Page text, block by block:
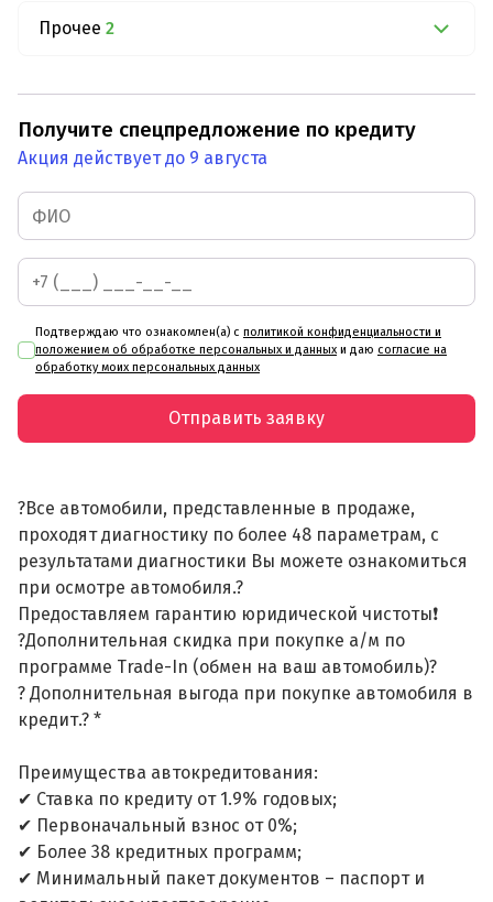
Прочее 2
Получите спецпредложение по кредиту
Акция действует до 9 августа
Подтверждаю что ознакомлен(а) с политикой конфиденциальности и
положением об обработке персональных и данных и даю согласие на
обработку моих персональных данных
Отправить заявку
?Все автомобили, представленные в продаже,
проходят диагностику по более 48 параметрам, с
результатами диагностики Вы можете ознакомиться
при осмотре автомобиля.?
Предоставляем гарантию юридической чистоты❗
?Дополнительная скидка при покупке а/м по
программе Trade-In (обмен на ваш автомобиль)?
? Дополнительная выгода при покупке автомобиля в
кредит.? *
Преимущества автокредитования:
✔ Ставка по кредиту от 1.9% годовых;
✔ Первоначальный взнос от 0%;
✔ Более 38 кредитных программ;
✔ Минимальный пакет документов – паспорт и